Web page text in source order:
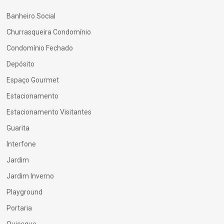
Banheiro Social
Churrasqueira Condomínio
Condomínio Fechado
Depósito
Espaço Gourmet
Estacionamento
Estacionamento Visitantes
Guarita
Interfone
Jardim
Jardim Inverno
Playground
Portaria